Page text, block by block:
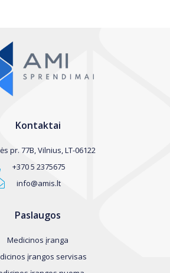
Kontaktai
pr. 77B, Vilnius, LT-06122
+370 5 2375675
info@amis.lt
Paslaugos
Medicinos įranga
įrangos servisas